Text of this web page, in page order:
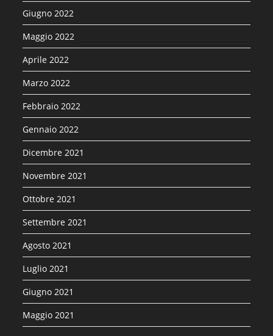
Giugno 2022
Maggio 2022
Aprile 2022
Marzo 2022
Febbraio 2022
Gennaio 2022
Dicembre 2021
Novembre 2021
Ottobre 2021
Settembre 2021
Agosto 2021
Luglio 2021
Giugno 2021
Maggio 2021